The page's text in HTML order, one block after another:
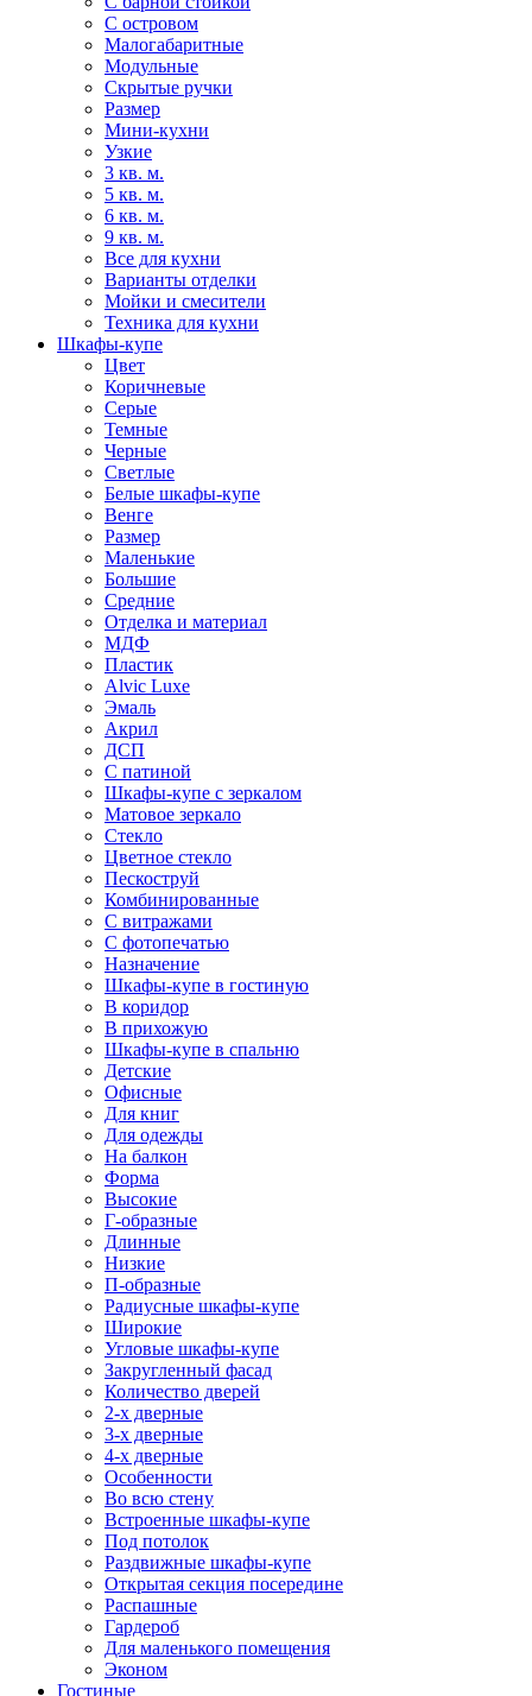
С островом
Малогабаритные
Модульные
Скрытые ручки
Размер
Мини-кухни
Узкие
3 кв. м.
5 кв. м.
6 кв. м.
9 кв. м.
Все для кухни
Варианты отделки
Мойки и смесители
Техника для кухни
Шкафы-купе
Цвет
Коричневые
Серые
Темные
Черные
Светлые
Белые шкафы-купе
Венге
Размер
Маленькие
Большие
Средние
Отделка и материал
МДФ
Пластик
Alvic Luxe
Эмаль
Акрил
ДСП
С патиной
Шкафы-купе с зеркалом
Матовое зеркало
Стекло
Цветное стекло
Пескоструй
Комбинированные
С витражами
С фотопечатью
Назначение
Шкафы-купе в гостиную
В коридор
В прихожую
Шкафы-купе в спальню
Детские
Офисные
Для книг
Для одежды
На балкон
Форма
Высокие
Г-образные
Длинные
Низкие
П-образные
Радиусные шкафы-купе
Широкие
Угловые шкафы-купе
Закругленный фасад
Количество дверей
2-х дверные
3-х дверные
4-х дверные
Особенности
Во всю стену
Встроенные шкафы-купе
Под потолок
Раздвижные шкафы-купе
Открытая секция посередине
Распашные
Гардероб
Для маленького помещения
Эконом
Гостиные